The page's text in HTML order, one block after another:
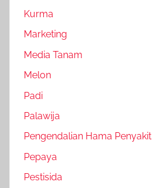
Kurma
Marketing
Media Tanam
Melon
Padi
Palawija
Pengendalian Hama Penyakit
Pepaya
Pestisida